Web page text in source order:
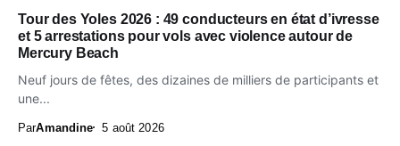
Tour des Yoles 2026 : 49 conducteurs en état d’ivresse
et 5 arrestations pour vols avec violence autour de
Mercury Beach
Neuf jours de fêtes, des dizaines de milliers de participants et
une...
ParAmandine 5 août 2026